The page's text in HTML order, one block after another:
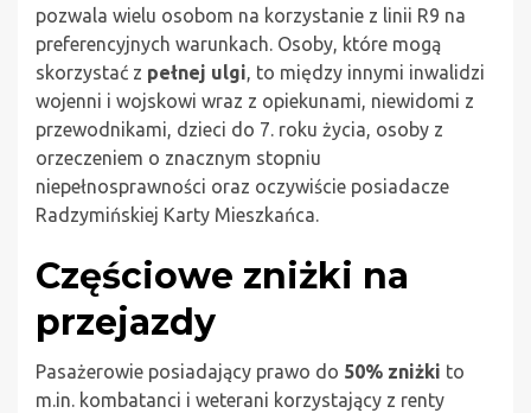
pozwala wielu osobom na korzystanie z linii R9 na
preferencyjnych warunkach. Osoby, które mogą
skorzystać z pełnej ulgi, to między innymi inwalidzi
wojenni i wojskowi wraz z opiekunami, niewidomi z
przewodnikami, dzieci do 7. roku życia, osoby z
orzeczeniem o znacznym stopniu
niepełnosprawności oraz oczywiście posiadacze
Radzymińskiej Karty Mieszkańca.
Częściowe zniżki na
przejazdy
Pasażerowie posiadający prawo do 50% zniżki to
m.in. kombatanci i weterani korzystający z renty